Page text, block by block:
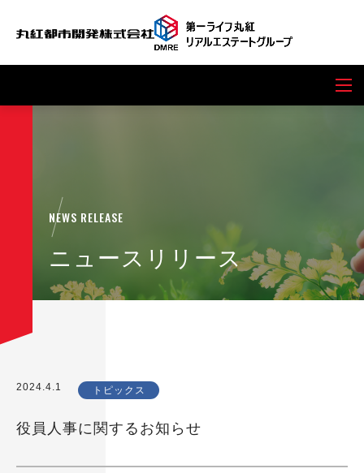
NEWS RELEASE
ニュースリリース
2024.4.1 トピックス
役員人事に関するお知らせ